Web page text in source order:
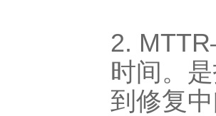
2.
时间。
到修复